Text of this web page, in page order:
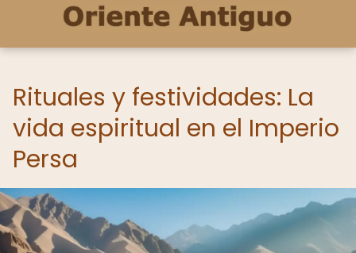
Rituales y festividades: La
vida espiritual en el Imperio
Persa